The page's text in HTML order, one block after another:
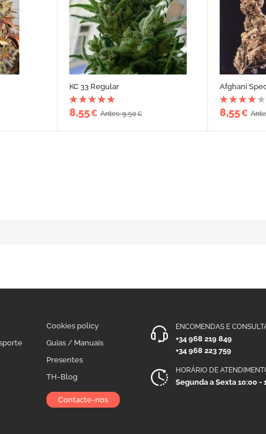
KC 33 Regular
8,55€ Antes: 9,50€
Afghani
8,55€
Cookies policy
Guias / Manuais
Presentes
TH-Blog
Contacte-nos
ENCOMENDAS E
+34 968 219 849
+34 968 223 759
HORÁRIO DE
Segunda a Sexta 10:00 -